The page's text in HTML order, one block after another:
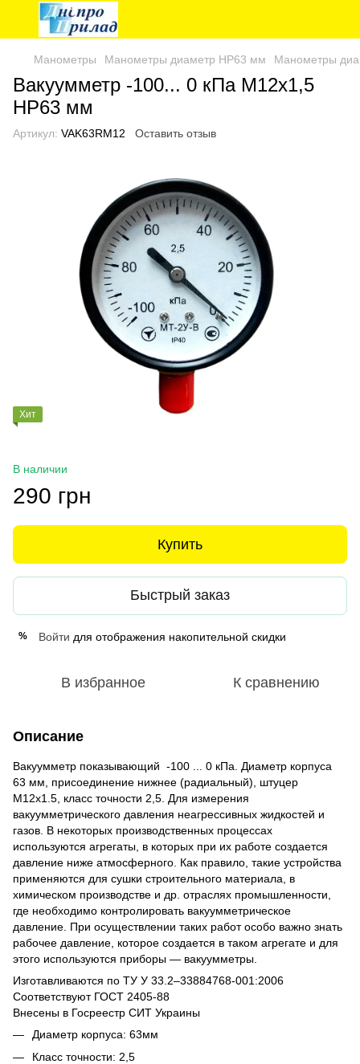
Манометры Манометры диаметр НР63 мм Манометры
Вакуумметр -100... 0 кПа М12х1,5
НР63 мм
Артикул: VAK63RM12 Оставить отзыв
Хит
В наличии
290 грн
Купить
Быстрый заказ
% Войти для отображения накопительной скидки
В избранное К сравнению
Описание
Вакуумметр показывающий -100 ... 0 кПа. Диаметр корпуса
63 мм, присоединение нижнее (радиальный), штуцер
M12x1.5, класс точности 2,5. Для измерения
вакуумметрического давления неагрессивных жидкостей и
газов. В некоторых производственных процессах
используются агрегаты, в которых при их работе создается
давление ниже атмосферного. Как правило, такие устройства
применяются для сушки строительного материала, в
химическом производстве и др. отраслях промышленности,
где необходимо контролировать вакуумметрическое
давление. При осуществлении таких работ особо важно знать
рабочее давление, которое создается в таком агрегате и для
этого используются приборы — вакуумметры.
Изготавливаются по ТУ У 33.2–33884768-001:2006
Соответствуют ГОСТ 2405-88
Внесены в Госреестр СИТ Украины
Диаметр корпуса: 63мм
Класс точности: 2,5